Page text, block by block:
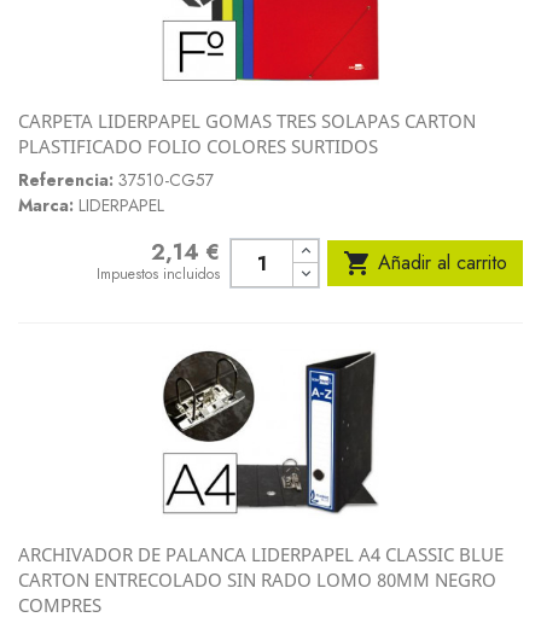
CARPETA LIDERPAPEL GOMAS TRES SOLAPAS CARTON
PLASTIFICADO FOLIO COLORES SURTIDOS
Referencia: 37510-CG57
Marca: LIDERPAPEL
2,14 €
Impuestos incluidos  Añadir al carrito
ARCHIVADOR DE PALANCA LIDERPAPEL A4 CLASSIC BLUE
CARTON ENTRECOLADO SIN RADO LOMO 80MM NEGRO
COMPRES